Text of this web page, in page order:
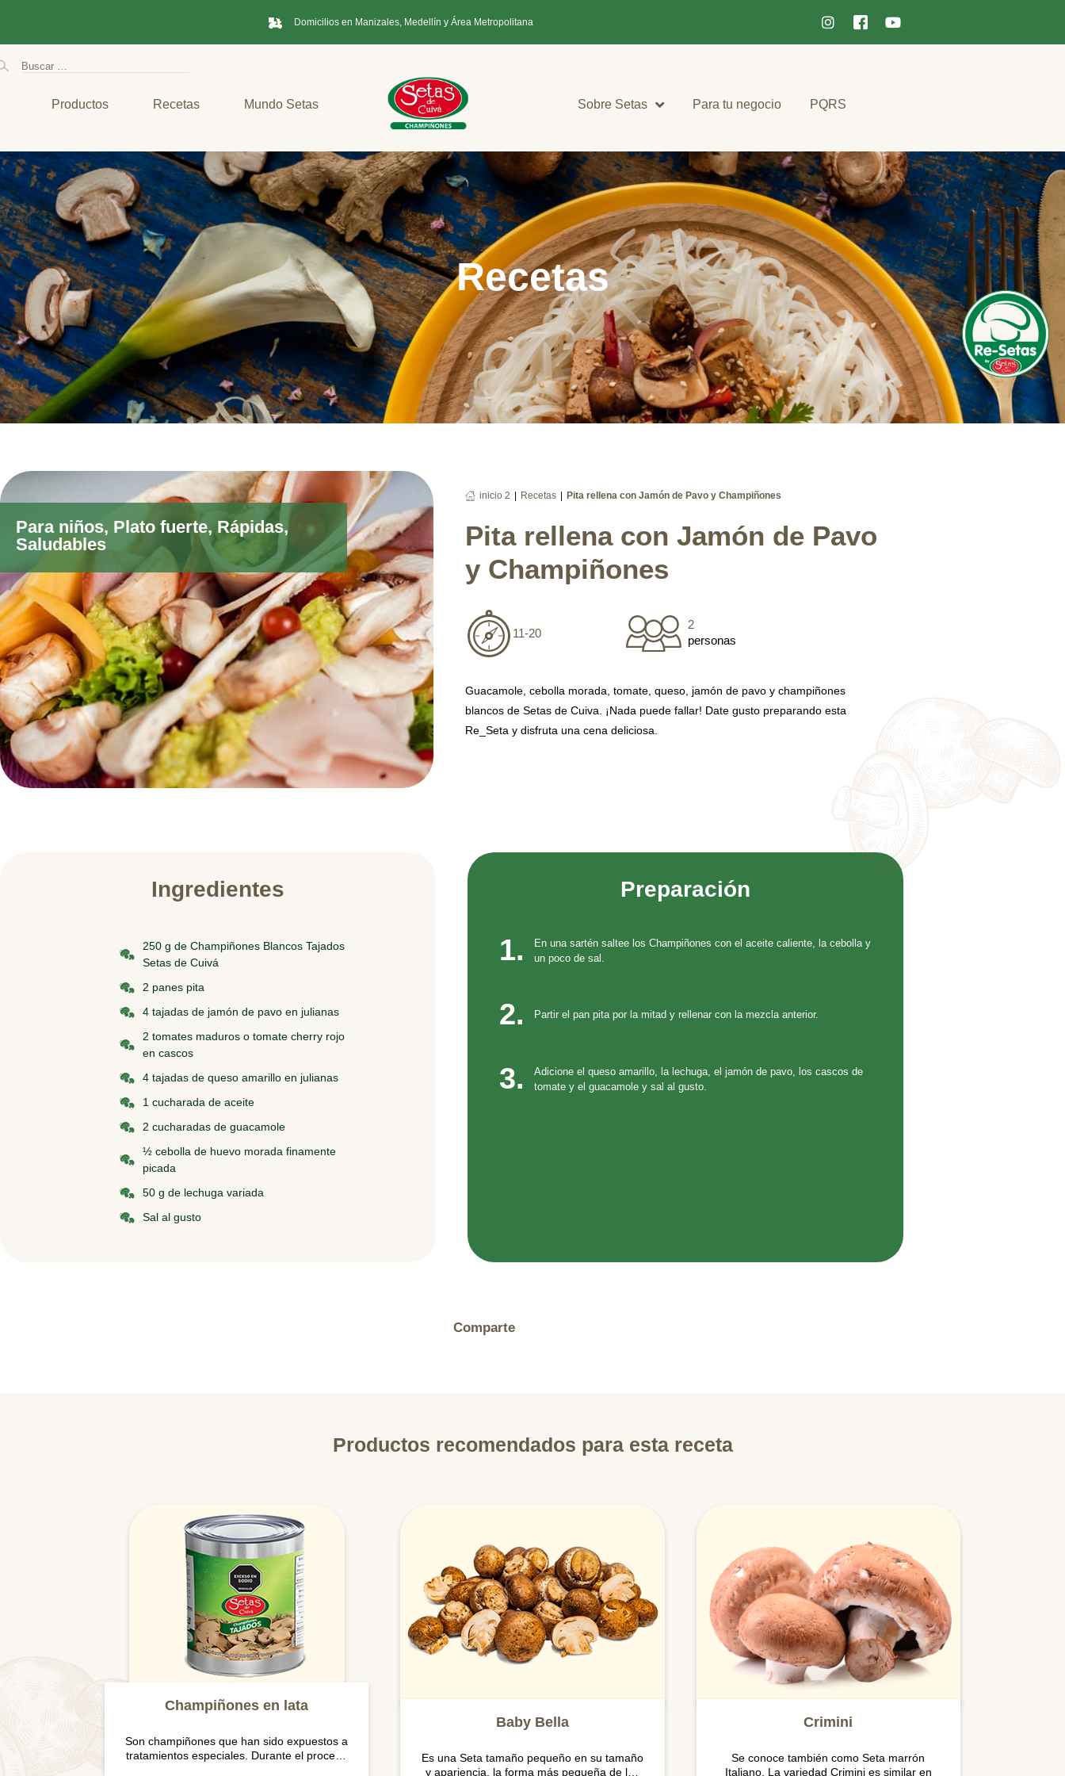
Domicilios en Manizales, Medellín y Área Metropolitana
Productos Recetas Mundo Setas Sobre Setas Para tu negocio PQRS
Recetas
Para niños, Plato fuerte, Rápidas,
Saludables
inicio 2 Recetas Pita rellena con Jamón de Pavo y Champiñones
Pita rellena con Jamón de Pavo
y Champiñones
11-20
2
personas
Guacamole, cebolla morada, tomate, queso, jamón de pavo y champiñones
blancos de Setas de Cuiva. ¡Nada puede fallar! Date gusto preparando esta
Re_Seta y disfruta una cena deliciosa.
Ingredientes
250 g de Champiñones Blancos Tajados
Setas de Cuivá
2 panes pita
4 tajadas de jamón de pavo en julianas
2 tomates maduros o tomate cherry rojo
en cascos
4 tajadas de queso amarillo en julianas
1 cucharada de aceite
2 cucharadas de guacamole
½ cebolla de huevo morada finamente
picada
50 g de lechuga variada
Sal al gusto
Preparación
1.
En una sartén saltee los Champiñones con el aceite caliente, la cebolla y
un poco de sal.
2. Partir el pan pita por la mitad y rellenar con la mezcla anterior.
3.
Adicione el queso amarillo, la lechuga, el jamón de pavo, los cascos de
tomate y el guacamole y sal al gusto.
Comparte
Productos recomendados para esta receta
Champiñones en lata
Son champiñones que han sido expuestos a
tratamientos especiales. Durante el proceso
Baby Bella
Es una Seta tamaño pequeño en su tamaño
y apariencia, la forma más pequeña de los
Crimini
Se conoce también como Seta marrón
Italiano. La variedad Crimini es similar en